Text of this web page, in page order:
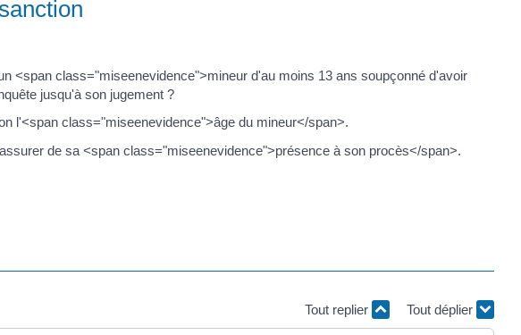
<span class="miseenevidence">mineur d'au moins 13 ans soupçonné d'avoir
jusqu'à son jugement ?
l'<span class="miseenevidence">âge du mineur</span>.
de sa <span class="miseenevidence">présence à son procès</span>.
Tout replier Tout déplier